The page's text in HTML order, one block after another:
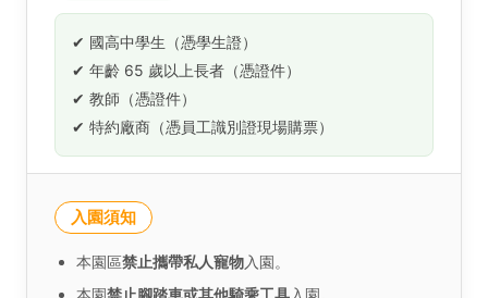
✔ 國高中學生（憑學生證）
✔ 年齡 65 歲以上長者（憑證件）
✔ 教師（憑證件）
✔ 特約廠商（憑員工識別證現場購票）
入園須知
本園區禁止攜帶私人寵物入園。